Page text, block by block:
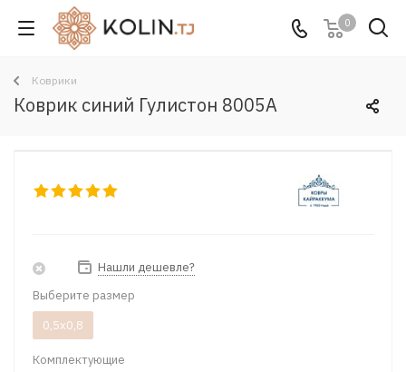
0
Коврики
Коврик синий Гулистон 8005A
Нашли дешевле?
Выберите размер
0,5x0,8
Комплектующие